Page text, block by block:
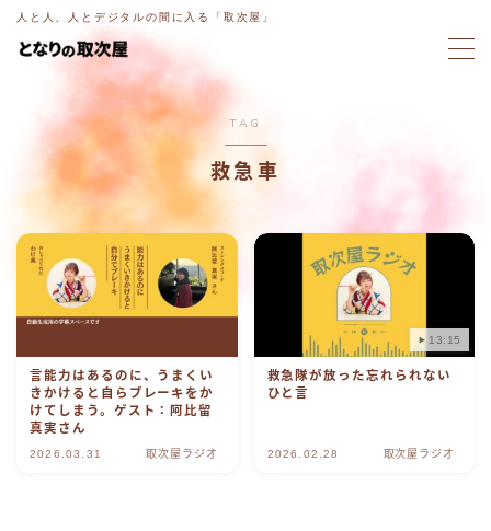
人と人、人とデジタルの間に入る「取次屋」
MENU
ホーム
意図電話
ブログ
取次屋ストーリー
ご相談・お問い合わせ
TAG
救急車
言能力はあるのに、うまくい
きかけると自らブレーキをか
けてしまう。ゲスト：阿比留
真実さん
2026.03.31 取次屋ラジオ
13:15
救急隊が放った忘れられない
ひと言
2026.02.28 取次屋ラジオ